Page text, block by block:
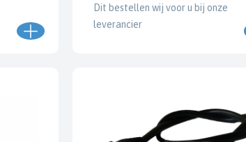
Dit bestellen wij voor u bij onze
leverancier